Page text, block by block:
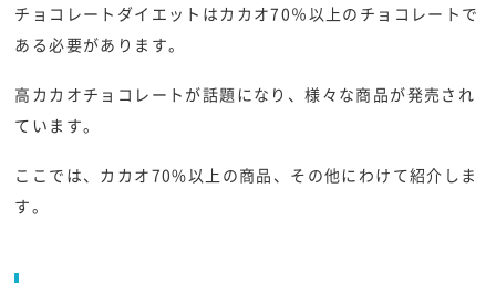
チョコレートダイエットはカカオ70％以上のチョコレートで
ある必要があります。
高カカオチョコレートが話題になり、様々な商品が発売され
ています。
ここでは、カカオ70%以上の商品、その他にわけて紹介しま
す。